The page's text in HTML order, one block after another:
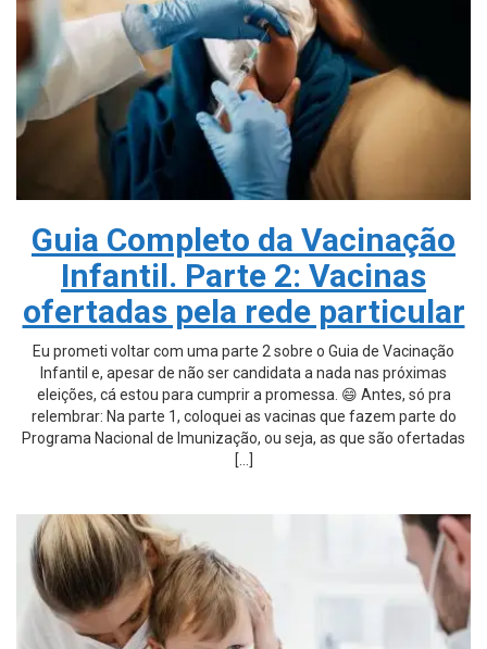
Guia Completo da Vacinação
Infantil. Parte 2: Vacinas
ofertadas pela rede particular
Eu prometi voltar com uma parte 2 sobre o Guia de Vacinação
Infantil e, apesar de não ser candidata a nada nas próximas
eleições, cá estou para cumprir a promessa. 😄 Antes, só pra
relembrar: Na parte 1, coloquei as vacinas que fazem parte do
Programa Nacional de Imunização, ou seja, as que são ofertadas
[…]